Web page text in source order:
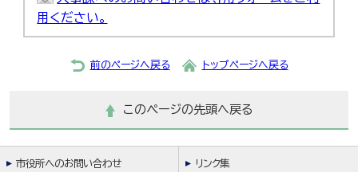
用ください。
前のページへ戻る トップページへ戻る
このページの先頭へ戻る
市役所へのお問い合わせ リンク集